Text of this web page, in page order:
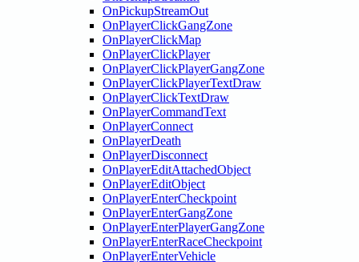
OnPickupStreamOut
OnPlayerClickGangZone
OnPlayerClickMap
OnPlayerClickPlayer
OnPlayerClickPlayerGangZone
OnPlayerClickPlayerTextDraw
OnPlayerClickTextDraw
OnPlayerCommandText
OnPlayerConnect
OnPlayerDeath
OnPlayerDisconnect
OnPlayerEditAttachedObject
OnPlayerEditObject
OnPlayerEnterCheckpoint
OnPlayerEnterGangZone
OnPlayerEnterPlayerGangZone
OnPlayerEnterRaceCheckpoint
OnPlayerEnterVehicle